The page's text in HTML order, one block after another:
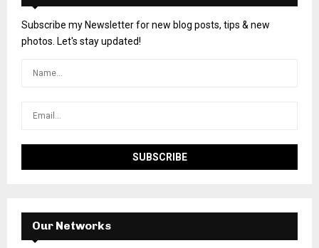
Subscribe my Newsletter for new blog posts, tips & new
photos. Let's stay updated!
Our Networks